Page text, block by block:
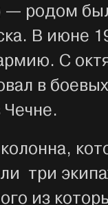
— родом
В июне
С
в боевых
Чечне.
три
из